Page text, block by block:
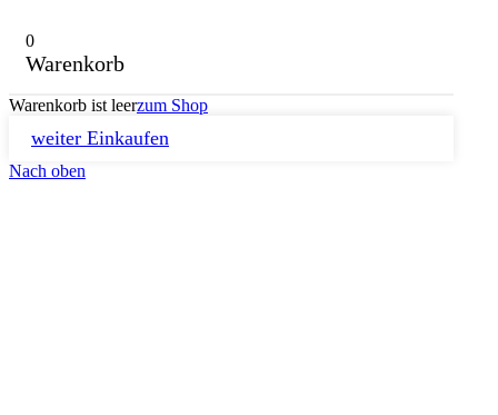
0
Warenkorb
Warenkorb ist leerzum Shop
weiter Einkaufen
Nach oben